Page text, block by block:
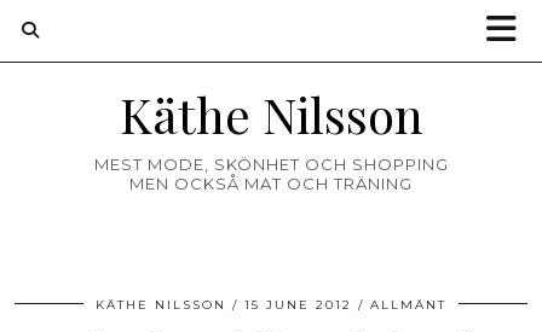
Käthe Nilsson
MEST MODE, SKÖNHET OCH SHOPPING
MEN OCKSÅ MAT OCH TRÄNING
KÄTHE NILSSON 15 JUNE 2012 ALLMÄNT